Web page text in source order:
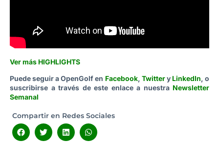
Ver más HIGHLIGHTS
Puede seguir a OpenGolf en Facebook, Twittery LinkedIn, o
suscribirse a través de este enlace a nuestra Newsletter
Semanal
Compartir en Redes Sociales